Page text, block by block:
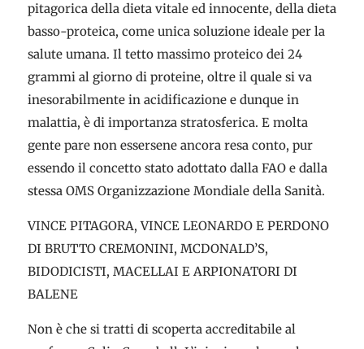
pitagorica della dieta vitale ed innocente, della dieta
basso-proteica, come unica soluzione ideale per la
salute umana. Il tetto massimo proteico dei 24
grammi al giorno di proteine, oltre il quale si va
inesorabilmente in acidificazione e dunque in
malattia, è di importanza stratosferica. E molta
gente pare non essersene ancora resa conto, pur
essendo il concetto stato adottato dalla FAO e dalla
stessa OMS Organizzazione Mondiale della Sanità.
VINCE PITAGORA, VINCE LEONARDO E PERDONO
DI BRUTTO CREMONINI, MCDONALD’S,
BIDODICISTI, MACELLAI E ARPIONATORI DI
BALENE
Non è che si tratti di scoperta accreditabile al